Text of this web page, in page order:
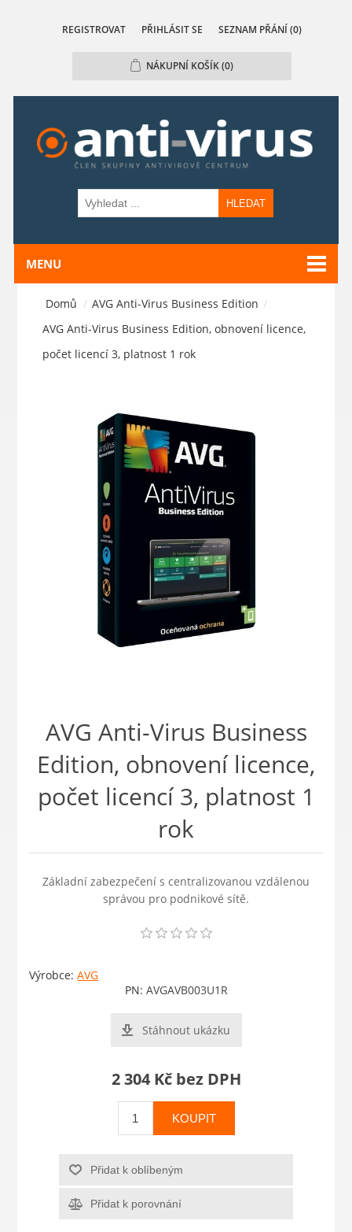
REGISTROVAT PŘIHLÁSIT SE SEZNAM PŘÁNÍ (0)
NÁKUPNÍ KOŠÍK(0)
HLEDAT
MENU
Domů / AVG Anti-Virus Business Edition /
AVG Anti-Virus Business Edition, obnovení licence,
počet licencí 3, platnost 1 rok
AVG Anti-Virus Business
Edition, obnovení licence,
počet licencí 3, platnost 1
rok
Základní zabezpečení s centralizovanou vzdálenou
správou pro podnikové sítě.
Výrobce: AVG
PN: AVGAVB003U1R
Stáhnout ukázku
2 304 Kč bez DPH
KOUPIT
Přidat k oblíbeným
Přidat k porovnání